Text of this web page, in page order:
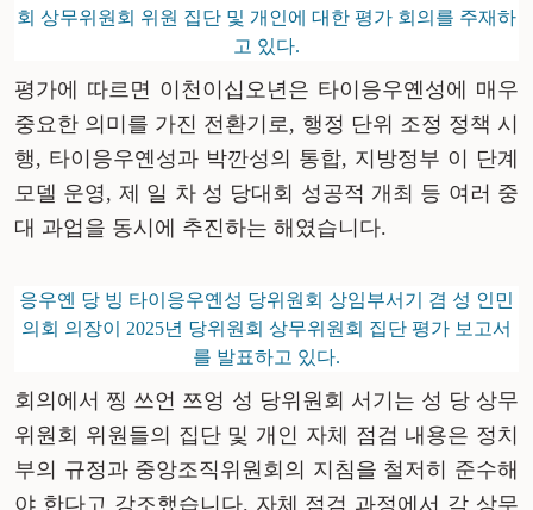
회 상무위원회 위원 집단 및 개인에 대한 평가 회의를 주재하
고 있다.
평가에 따르면 이천이십오년은 타이응우옌성에
매우
중요한 의미를 가진 전환기로, 행정 단위 조정 정책 시
행, 타이응우옌성과 박깐성의 통합, 지방정부 이 단계
모델 운영, 제 일 차 성 당대회 성공적 개최 등 여러 중
대 과업을 동시에 추진하는 해였습니다.
응우옌 당 빙 타이응우옌성 당위원회 상임부서기 겸 성 인민
의회 의장이 2025년 당위원회 상무위원회 집단 평가 보고서
를 발표하고 있다.
회의에서 찡 쓰언 쯔엉 성 당위원회 서기는 성 당 상무
위원회 위원들의 집단 및 개인 자체 점검 내용은 정치
부의 규정과 중앙조직위원회의 지침을 철저히
준수해
야 한다고 강조했습니다. 자체 점검 과정에서 각 상무